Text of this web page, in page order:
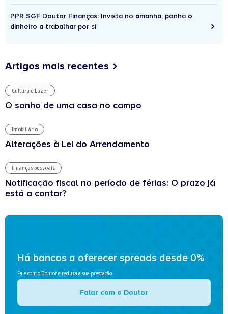
PPR SGF Doutor Finanças: Invista no amanhã, ponha o
dinheiro a trabalhar por si
Artigos mais recentes
Cultura e Lazer
O sonho de uma casa no campo
Imobiliário
Alterações à Lei do Arrendamento
Finanças pessoais
Notificação fiscal no período de férias: O prazo já
está a contar?
Há bancos a oferecer spreads desde 0%
Fale com o Doutor e reduza a sua prestação
Falar com o Doutor